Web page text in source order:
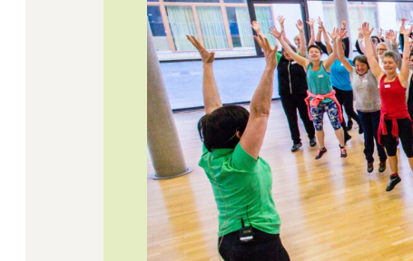
Mitglied werden